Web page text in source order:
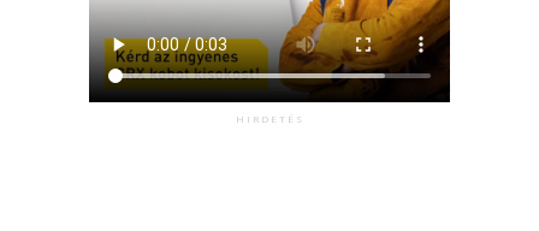
HIRDETÉS